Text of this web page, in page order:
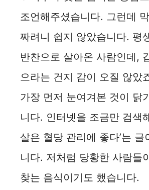
조언해주셨습니다. 그런데
짜려니 쉽지 않았습니다. 평
반찬으로 살아온 사람인데,
으라는 건지 감이 오질 않았
가장 먼저 눈여겨본 것이 닭
니다. 인터넷을 조금만 검색
살은 혈당 관리에 좋다’는 글
니다. 저처럼 당황한 사람들
찾는 음식이기도 했습니다.